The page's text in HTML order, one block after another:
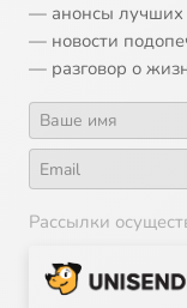
— анонсы лучших
— новости
— разговор о
Рассылки